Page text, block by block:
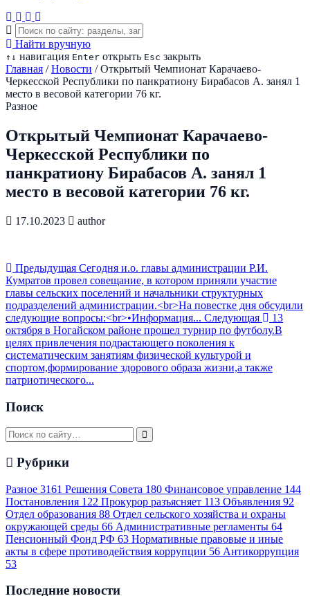
Найти вручную
↑ ↓ навигация Enter открыть Esc закрыть
Главная / Новости / Открытый Чемпионат Карачаево-
Черкесской Республики по панкратиону Бирабасов А. занял 1
место в весовой категории 76 кг.
Разное
Открытый Чемпионат Карачаево-
Черкесской Республики по
панкратиону Бирабасов А. занял 1
место в весовой категории 76 кг.
17.10.2023 author
Предыдущая Сегодня и.о. главы администрации Р.И.
Кумратов провел совещание, в котором приняли участие
главы сельских поселений и начальники структурных
подразделений администрации.<br>На повестке дня обсудили
следующие вопросы:<br>•Информация... Следующая
13
октября в Ногайском районе прошел турнир по футболу.В
целях привлечения подрастающего поколения к
систематическим занятиям физической культурой и
спортом,формирование здорового образа жизни,а также
патриотического...
Поиск
Рубрики
Разное 3161 Решения Совета 180 Финансовое управление 144
Постановления 122 Прокурор разъясняет 113 Объявления 92
Отдел образования 88 Отдел сельского хозяйства и охраны
окружающей среды 66 Административные регламенты 64
Пенсионный Фонд РФ 63 Нормативные правовые и иные
акты в сфере противодействия коррупции 56 Антикоррупция
53
Последние новости